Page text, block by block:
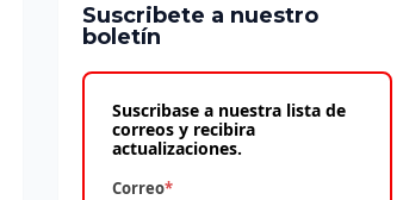
Suscribete a nuestro
boletín
Suscribase a nuestra lista de
correos y recibira
actualizaciones.
Correo*